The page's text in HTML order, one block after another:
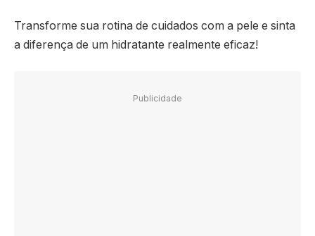
Transforme sua rotina de cuidados com a pele e sinta
a diferença de um hidratante realmente eficaz!
Publicidade